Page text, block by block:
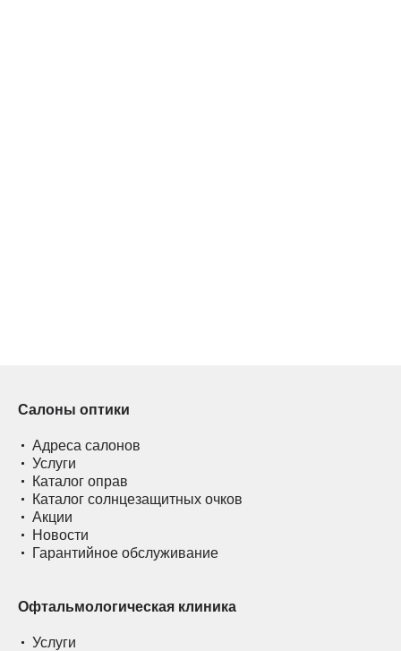
Салоны оптики
Адреса салонов
Услуги
Каталог оправ
Каталог солнцезащитных очков
Акции
Новости
Гарантийное обслуживание
Офтальмологическая клиника
Услуги